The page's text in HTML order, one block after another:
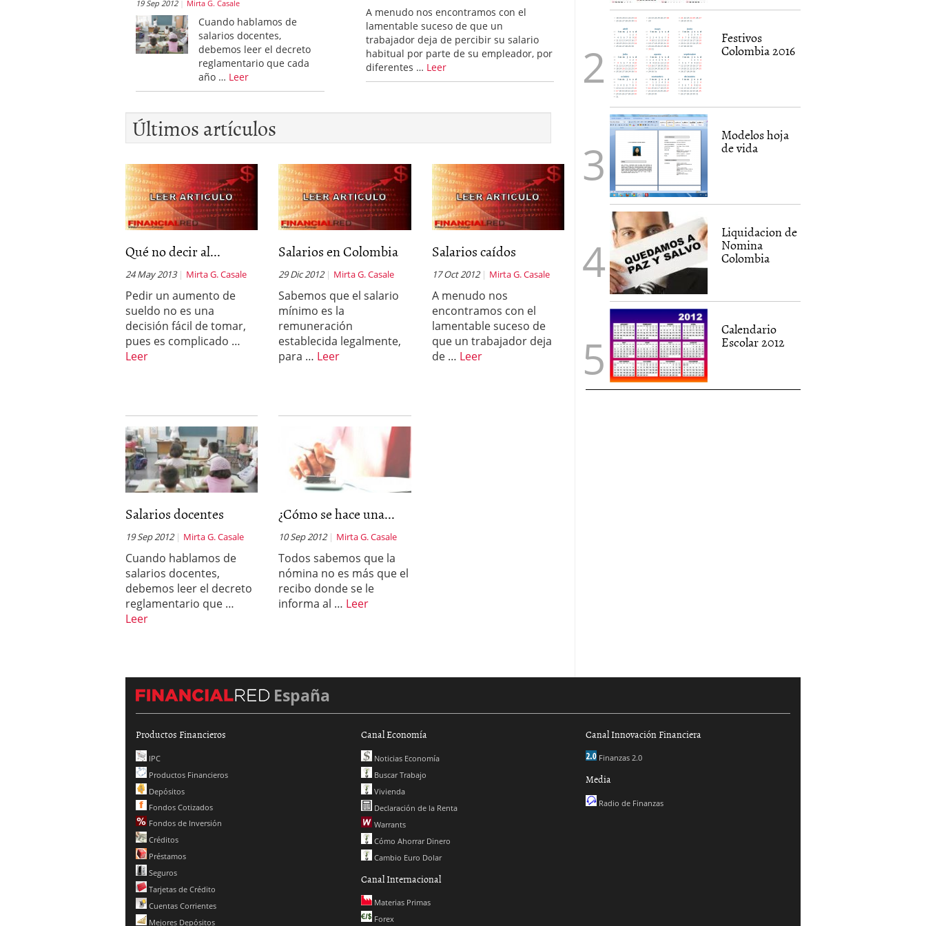
19 Sep 2012 Mirta G. Casale
Cuando hablamos de
salarios docentes,
debemos leer el decreto
reglamentario que cada
año … Leer
A menudo nos encontramos con el
lamentable suceso de que un
trabajador deja de percibir su salario
habitual por parte de su empleador, por
diferentes … Leer
Últimos artículos
Qué no decir al...
24 May 2013 Mirta G. Casale
Pedir un aumento de
sueldo no es una
decisión fácil de tomar,
pues es complicado …
Leer
Salarios en Colombia
29 Dic 2012 Mirta G. Casale
Sabemos que el salario
mínimo es la
remuneración
establecida legalmente,
para … Leer
Salarios caídos
17 Oct 2012 Mirta G. Casale
A menudo nos
encontramos con el
lamentable suceso de
que un trabajador deja
de … Leer
Salarios docentes
19 Sep 2012 Mirta G. Casale
Cuando hablamos de
salarios docentes,
debemos leer el decreto
reglamentario que …
Leer
¿Cómo se hace una...
10 Sep 2012 Mirta G. Casale
Todos sabemos que la
nómina no es más que el
recibo donde se le
informa al … Leer
Festivos
Colombia 2016
Modelos hoja
de vida
Liquidacion de
Nomina
Colombia
Calendario
Escolar 2012
España
Productos Financieros
IPC
Productos Financieros
Depósitos
Fondos Cotizados
Fondos de Inversión
Créditos
Préstamos
Seguros
Tarjetas de Crédito
Cuentas Corrientes
Mejores Depósitos
Canal Economía
Noticias Economía
Buscar Trabajo
Vivienda
Declaración de la Renta
Warrants
Cómo Ahorrar Dinero
Cambio Euro Dolar
Canal Internacional
Materias Primas
Forex
Canal Innovación Financiera
Finanzas 2.0
Media
Radio de Finanzas